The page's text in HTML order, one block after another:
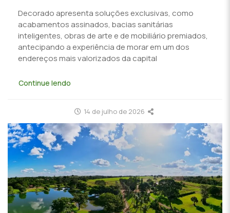
Decorado apresenta soluções exclusivas, como
acabamentos assinados, bacias sanitárias
inteligentes, obras de arte e de mobiliário premiados,
antecipando a experiência de morar em um dos
endereços mais valorizados da capital
Continue lendo
14 de julho de 2026